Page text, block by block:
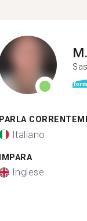
M.
PARLA
Italiano
IMPARA
Inglese